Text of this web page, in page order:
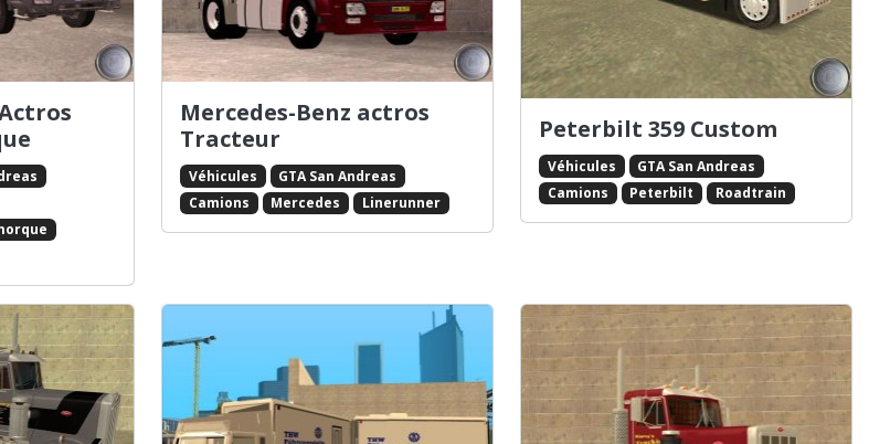
Mercedes-Benz actros
Tracteur
Véhicules
GTA San Andreas
Camions
Mercedes Linerunner
Peterbilt 359 Custom
Véhicules
GTA San Andreas
Camions
Peterbilt Roadtrain